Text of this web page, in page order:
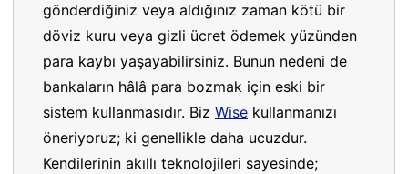
gönderdiğiniz veya aldığınız zaman kötü bir
döviz kuru veya gizli ücret ödemek yüzünden
para kaybı yaşayabilirsiniz. Bunun nedeni de
bankaların hâlâ para bozmak için eski bir
sistem kullanmasıdır. Biz Wise kullanmanızı
öneriyoruz; ki genellikle daha ucuzdur.
Kendilerinin akıllı teknolojileri sayesinde;